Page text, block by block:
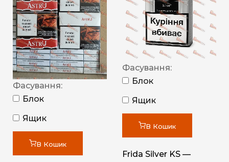
Фасування:
Блок
Ящик
В Кошик
Фасування:
Блок
Ящик
В Кошик
Frida Silver KS —